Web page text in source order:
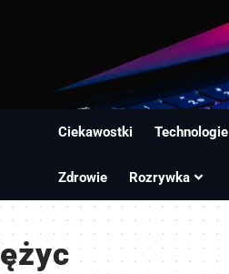
Ciekawostki Technologie
Zdrowie Rozrywka